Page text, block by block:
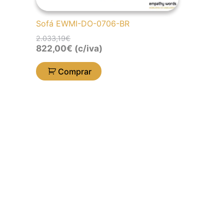
Sofá EWMI-DO-0706-BR
2.033,19€
822,00€ (c/iva)
Comprar